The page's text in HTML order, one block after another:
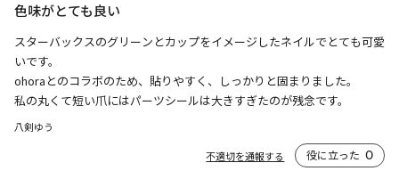
色味がとても良い
スターバックスのグリーンとカップをイメージしたネイルでとても可愛
いです。
ohoraとのコラボのため、貼りやすく、しっかりと固まりました。
私の丸くて短い爪にはパーツシールは大きすぎたのが残念です。
八剣ゆう
不適切を通報する 役に立った 0